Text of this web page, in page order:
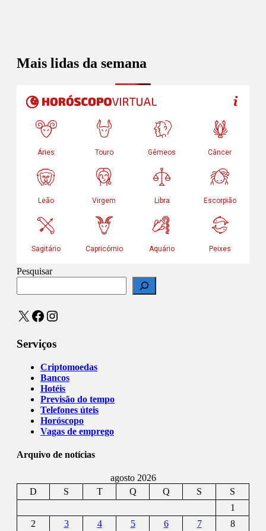
Mais lidas da semana
Pesquisar
X Facebook
Instagram
Serviços
Criptomoedas
Bancos
Hotéis
Previsão do tempo
Telefones úteis
Horóscopo
Vagas de emprego
Arquivo de notícias
agosto 2026
D
S T Q Q S
S
1
2
3 4 5 6 7
8